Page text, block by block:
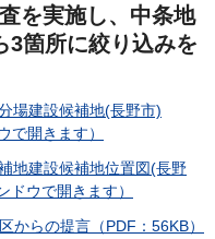
を実施し、中条地
3箇所に絞り込みを
場建設候補地(長野市)
で開きます）
地建設候補地位置図(長野
ウで開きます）
からの提言（PDF：56KB）